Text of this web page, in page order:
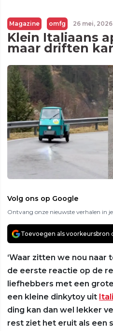
Magazine omfg 26 mei, 2026
Klein Italiaans
maar driften
Volg ons op Google
Ontvang onze nieuwste verhalen in
Toevoegen als voorkeursbron
‘Waar zitten we nou naar
de eerste reactie op de
liefhebbers met een
een kleine dinkytoy uit
ding kan dan wel lekker
rest ziet het eruit als een